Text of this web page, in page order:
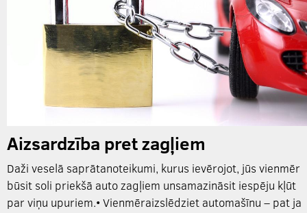
Aizsardzība pret zagļiem
Daži veselā saprātanoteikumi, kurus ievērojot, jūs vienmēr
būsit soli priekšā auto zagļiem unsamazināsit iespēju kļūt
par viņu upuriem.• Vienmēraizslēdziet automašīnu – pat ja